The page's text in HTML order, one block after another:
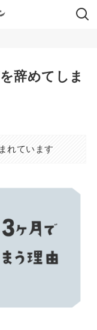
辞めてしま
れています